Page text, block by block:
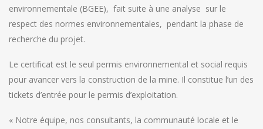
environnementale (BGEE), fait suite à une analyse sur le
respect des normes environnementales, pendant la phase de
recherche du projet.
Le certificat est le seul permis environnemental et social requis
pour avancer vers la construction de la mine. Il constitue l’un des
tickets d’entrée pour le permis d’exploitation.
« Notre équipe, nos consultants, la communauté locale et le